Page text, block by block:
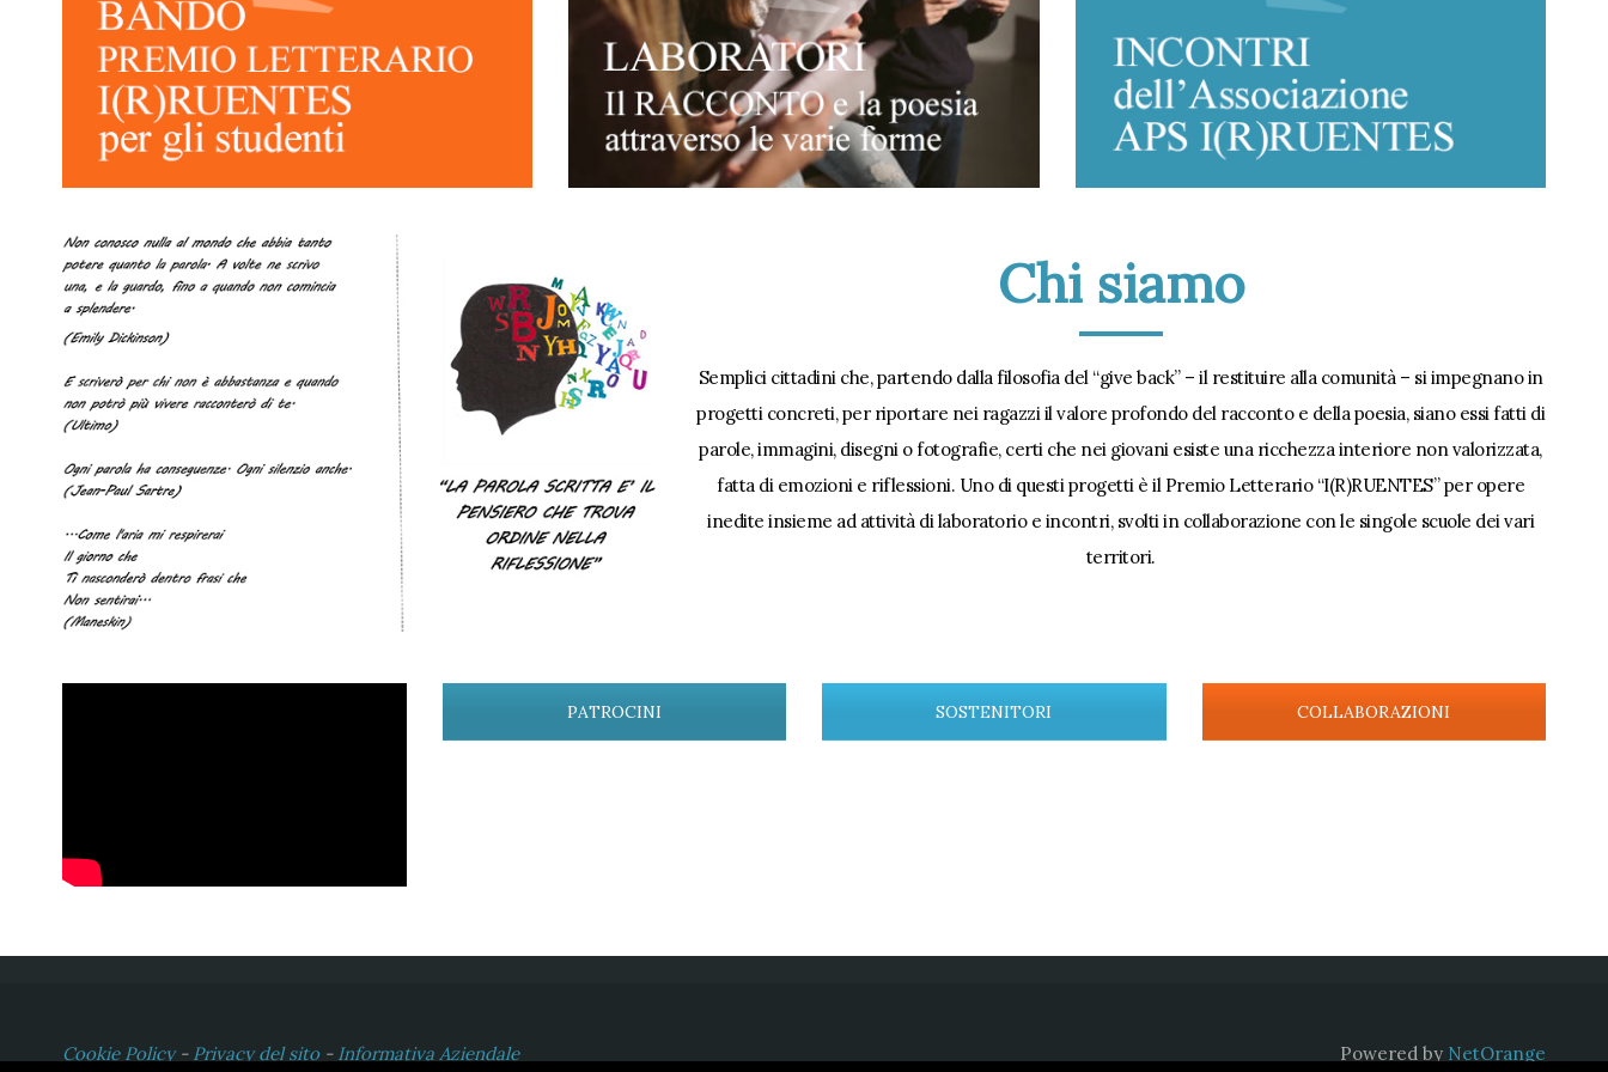
Chi siamo
Semplici cittadini che, partendo dalla filosofia del “give back” – il restituire alla comunità – si impegnano in
progetti concreti, per riportare nei ragazzi il valore profondo del racconto e della poesia, siano essi fatti di
parole, immagini, disegni o fotografie, certi che nei giovani esiste una ricchezza interiore non valorizzata,
fatta di emozioni e riflessioni. Uno di questi progetti è il Premio Letterario “I(R)RUENTES” per opere
inedite insieme ad attività di laboratorio e incontri, svolti in collaborazione con le singole scuole dei vari
territori.
PATROCINI SOSTENITORI COLLABORAZIONI
Cookie Policy- Privacy del sito- Informativa Aziendale Powered by NetOrange